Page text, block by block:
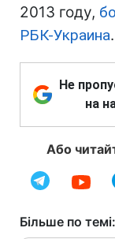
2013 году,
РБК-Украина.
Не
на
Або
Більше по темі: